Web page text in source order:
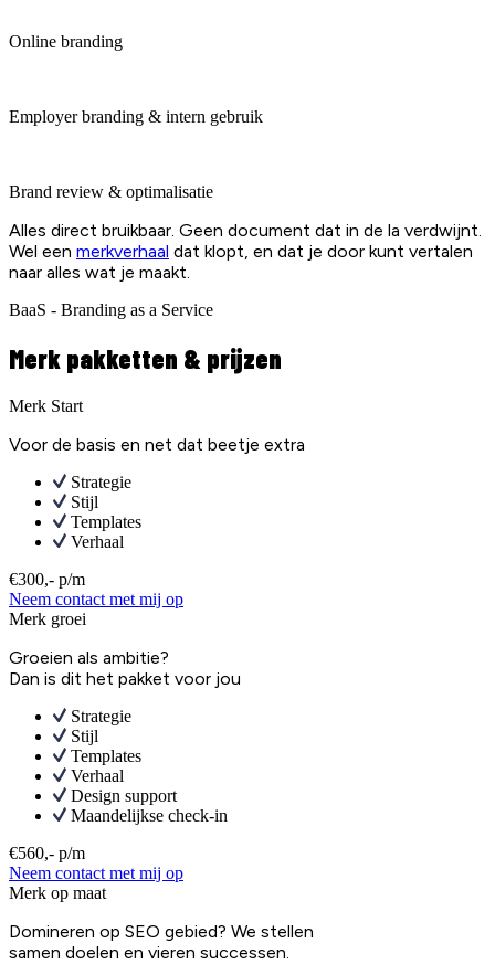
Online branding
Employer branding & intern gebruik
Brand review & optimalisatie
Alles direct bruikbaar. Geen document dat in de la verdwijnt.
Wel een merkverhaal dat klopt, en dat je door kunt vertalen
naar alles wat je maakt.
BaaS - Branding as a Service
Merk pakketten & prijzen
Merk Start
Voor de basis en net dat beetje extra
Strategie
Stijl
Templates
Verhaal
€300,- p/m
Neem contact met mij op
Merk groei
Groeien als ambitie?
Dan is dit het pakket voor jou
Strategie
Stijl
Templates
Verhaal
Design support
Maandelijkse check-in
€560,- p/m
Neem contact met mij op
Merk op maat
Domineren op SEO gebied? We stellen
samen doelen en vieren successen.